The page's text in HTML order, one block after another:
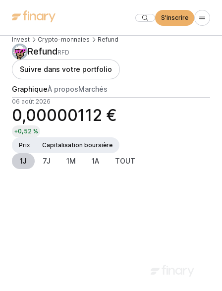
S'inscrire
Invest Crypto-monnaies Refund
RefundRFD
Suivre dans votre portfolio
GraphiqueÀ proposMarchés
06 août 2026
0,00000112 €
+0,52 %
Prix
Capitalisation boursière
1J 7J 1M 1A TOUT